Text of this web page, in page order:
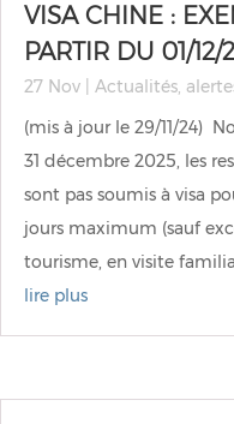
VISA CHINE :
PARTIR DU 01/12/
27 Nov Actualités,
(mis à jour le 29/11/24)
31 décembre 2025, les
sont pas soumis à visa
jours maximum (sauf
tourisme, en visite
lire plus